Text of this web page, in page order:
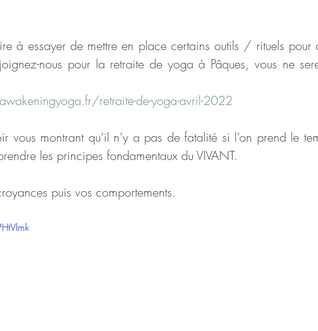
à essayer de mettre en place certains outils / rituels pour
nous pour la retraite de yoga à Pâques, vous ne
retraite-de-yoga-avril-2022
vous montrant qu’il n’y a pas de fatalité si l’on prend le
les principes fondamentaux du VIVANT.
puis vos comportements.